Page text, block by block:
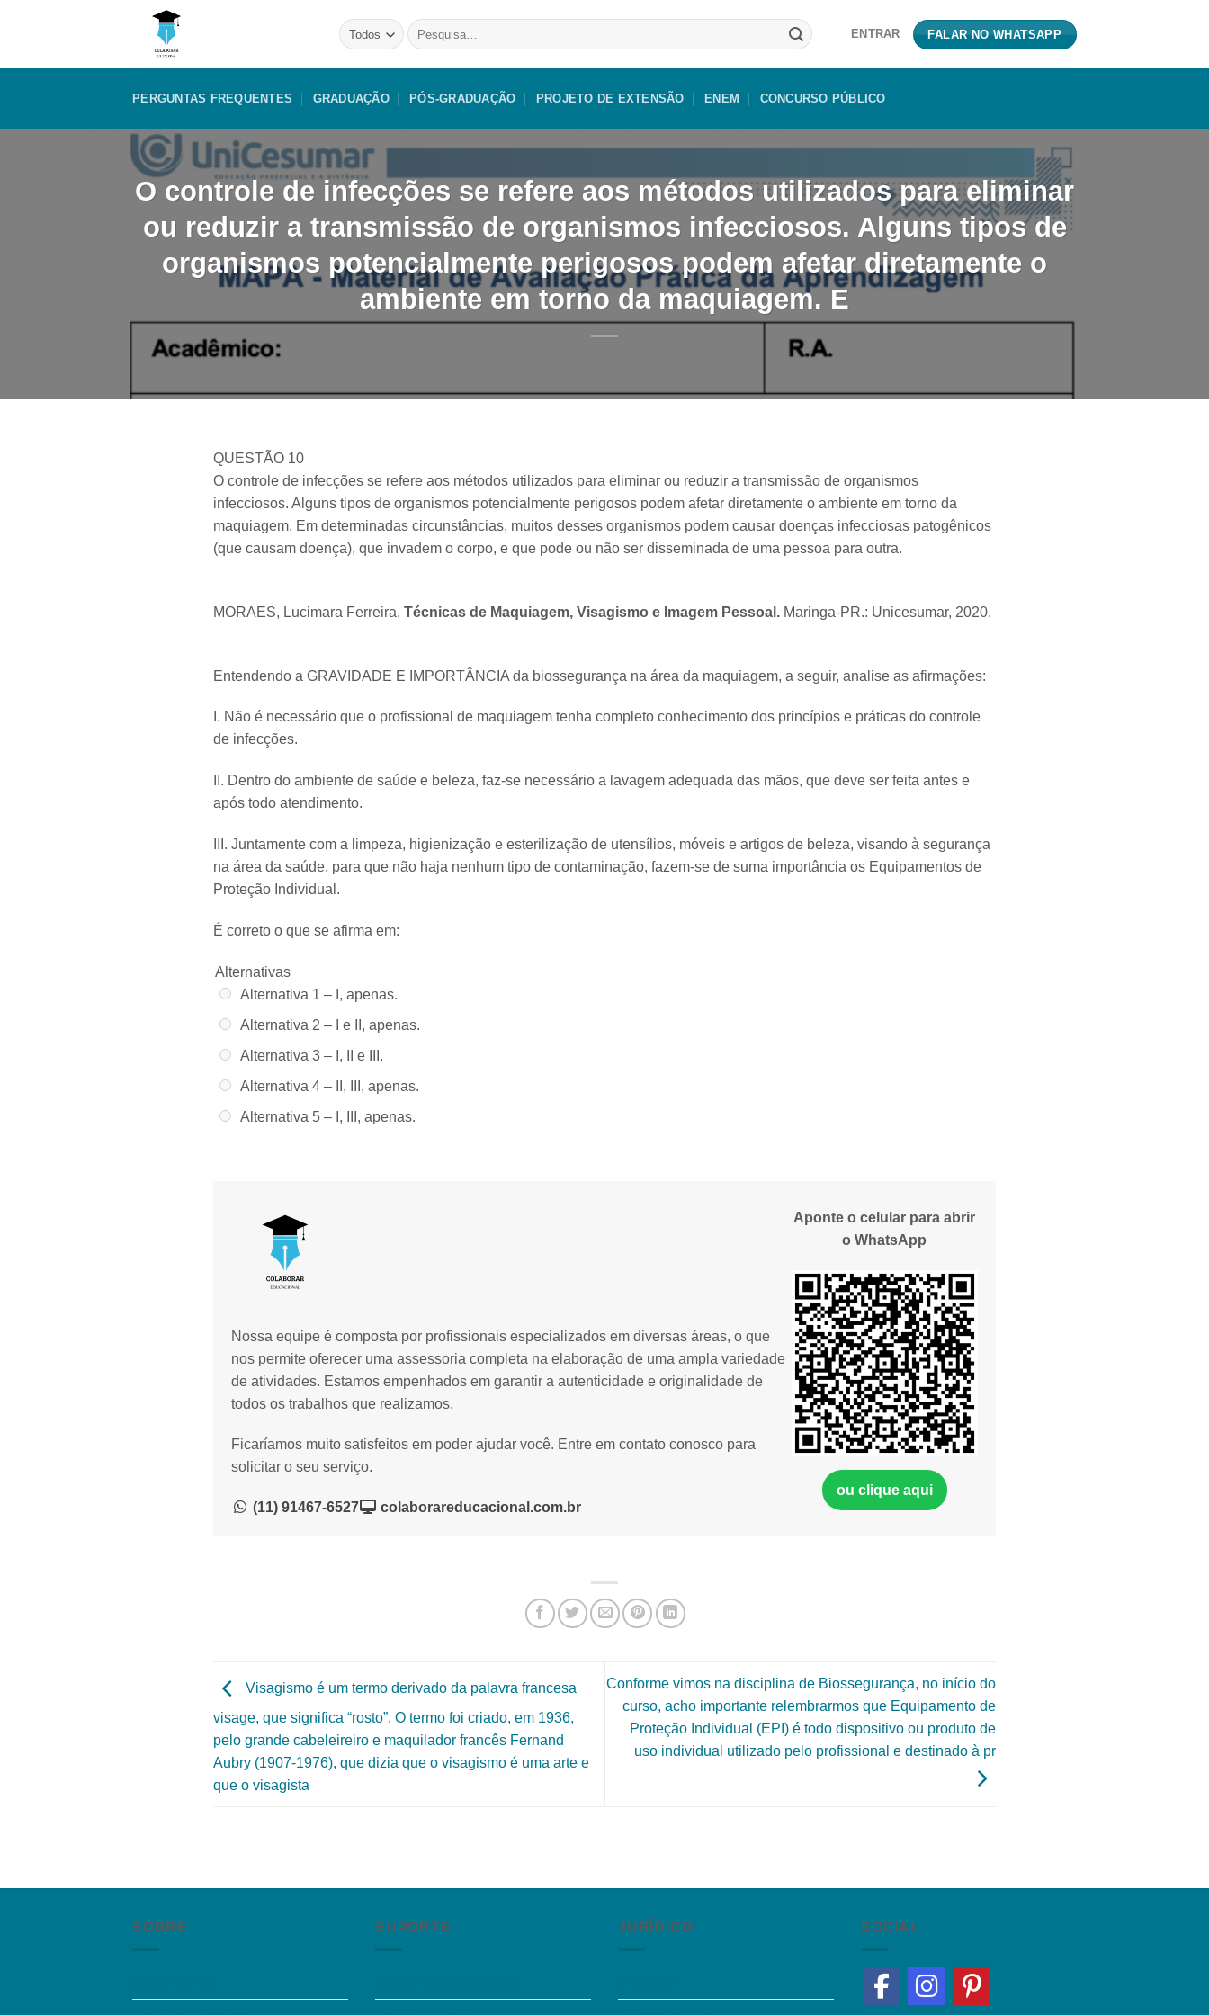
Pesquisar
por:
ENTRAR FALAR NO WHATSAPP
PERGUNTAS FREQUENTES GRADUAÇÃO PÓS-GRADUAÇÃO PROJETO DE EXTENSÃO ENEM CONCURSO PÚBLICO
O controle de infecções se refere aos métodos utilizados para eliminar
ou reduzir a transmissão de organismos infecciosos. Alguns tipos de
organismos potencialmente perigosos podem afetar diretamente o
ambiente em torno da maquiagem. E
QUESTÃO 10
O controle de infecções se refere aos métodos utilizados para eliminar ou reduzir a transmissão de organismos
infecciosos. Alguns tipos de organismos potencialmente perigosos podem afetar diretamente o ambiente em torno da
maquiagem. Em determinadas circunstâncias, muitos desses organismos podem causar doenças infecciosas patogênicos
(que causam doença), que invadem o corpo, e que pode ou não ser disseminada de uma pessoa para outra.
MORAES, Lucimara Ferreira. Técnicas de Maquiagem, Visagismo e Imagem Pessoal. Maringa-PR.: Unicesumar, 2020.
Entendendo a GRAVIDADE E IMPORTÂNCIA da biossegurança na área da maquiagem, a seguir, analise as afirmações:
​I. Não é necessário que o profissional de maquiagem tenha completo conhecimento dos princípios e práticas do controle
de infecções.
​​​II. Dentro do ambiente de saúde e beleza, faz-se necessário a lavagem adequada das mãos, que deve ser feita antes e
após todo atendimento.
I​II. Juntamente com a limpeza, higienização e esterilização de utensílios, móveis e artigos de beleza, visando à segurança
na área da saúde, para que não haja nenhum tipo de contaminação, fazem-se de suma importância os Equipamentos de
Proteção Individual.
É correto o que se afirma em:
Alternativas
Alternativa 1 – I, apenas.
Alternativa 2 –
I e II, apenas.
Alternativa 3 – I, II e III.
Alternativa 4 –
II, III, apenas.
Alternativa 5 – I, III, apenas.
Nossa equipe é composta por profissionais especializados em diversas áreas, o que
nos permite oferecer uma assessoria completa na elaboração de uma ampla variedade
de atividades. Estamos empenhados em garantir a autenticidade e originalidade de
todos os trabalhos que realizamos.
Ficaríamos muito satisfeitos em poder ajudar você. Entre em contato conosco para
solicitar o seu serviço.
(11) 91467-6527 colaborareducacional.com.br
Aponte o celular para abrir
o WhatsApp
ou clique aqui
Visagismo é um termo derivado da palavra francesa
visage, que significa “rosto”. O termo foi criado, em 1936,
pelo grande cabeleireiro e maquilador francês Fernand
Aubry (1907-1976), que dizia que o visagismo é uma arte e
que o visagista
Conforme vimos na disciplina de Biossegurança, no início do
curso, acho importante relembrarmos que Equipamento de
Proteção Individual (EPI) é todo dispositivo ou produto de
uso individual utilizado pelo profissional e destinado à pr
SOBRE SUPORTE JURÍDICO SOCIAL